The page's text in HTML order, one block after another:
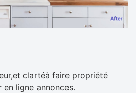
clartéà faire propriété
ligne annonces.